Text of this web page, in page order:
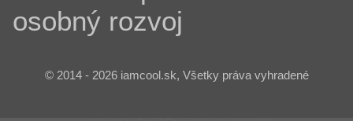
osobný rozvoj
© 2014 - 2026 iamcool.sk, Všetky práva vyhradené